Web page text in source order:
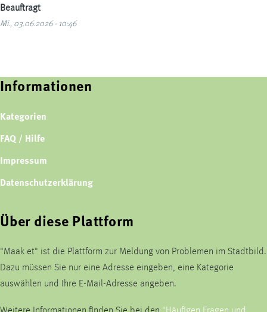
Beauftragt
Mi., 03.06.2026 - 10:46
Informationen
Kategorien
FAQ / Hilfe
Impressum
Datenschutzerklärung
Über diese Plattform
"Maak et" ist die Plattform zur Meldung von Problemen im Stadtbild.
Dazu müssen Sie nur eine Adresse eingeben, eine Kategorie
auswählen und Ihre E-Mail-Adresse angeben.